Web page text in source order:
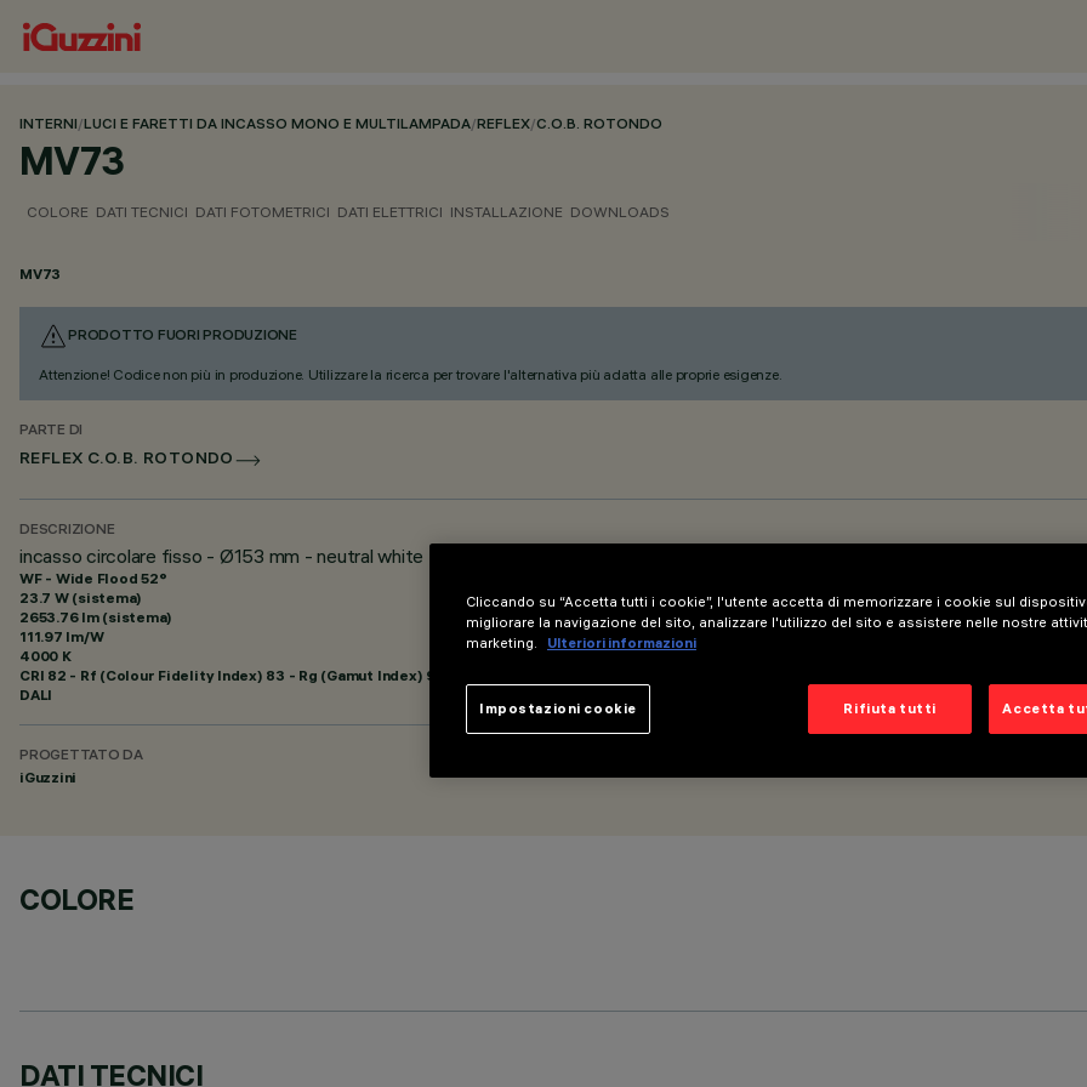
INTERNI/LUCI E FARETTI DA INCASSO MONO E MULTILAMPADA/REFLEX/C.O.B. ROTONDO
MV73
COLORE DATI TECNICI DATI FOTOMETRICI DATI ELETTRICI INSTALLAZIONE DOWNLOADS
MV73
PRODOTTO FUORI PRODUZIONE
Attenzione! Codice non più in produzione. Utilizzare la ricerca per trovare l'alternativa più adatta alle proprie esigenze.
PARTE DI
REFLEX C.O.B. ROTONDO
DESCRIZIONE
incasso circolare fisso - Ø153 mm - neutral white - ottica wide flood - UGR<19
WF - Wide Flood 52°
23.7 W (sistema)
2653.76 lm (sistema)
111.97 lm/W
4000 K
CRI 82 - Rf (Colour Fidelity Index) 83 - Rg (Gamut Index) 94
DALI
PROGETTATO DA
iGuzzini
COLORE
DATI TECNICI
Cliccando su “Accetta tutti i cookie”, l'utente accetta di memorizzare i cookie sul
migliorare la navigazione del sito, analizzare l'utilizzo del sito e assistere nelle nostre
marketing.
Ulteriori informazioni
Rifiuta tutti Accetta
Impostazioni cookie